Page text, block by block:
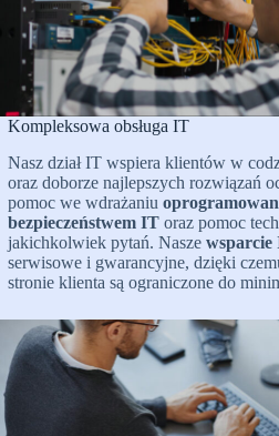
Kompleksowa obsługa IT
Nasz dział IT wspiera klientów w
oraz doborze najlepszych rozwiązań
pomoc we wdrażaniu
bezpieczeństwem IT oraz pomoc
jakichkolwiek pytań. Naszewsparcie
serwisowe i gwarancyjne, dzięki
stronie klienta są ograniczone do